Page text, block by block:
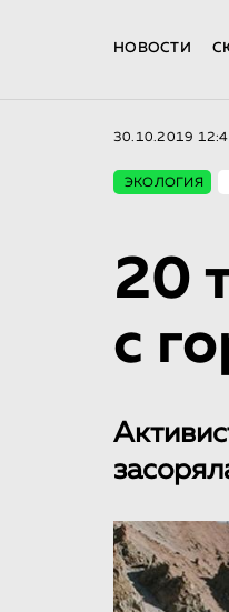
НОВОСТИ
30.10.2019
ЭКОЛОГИЯ
20
с